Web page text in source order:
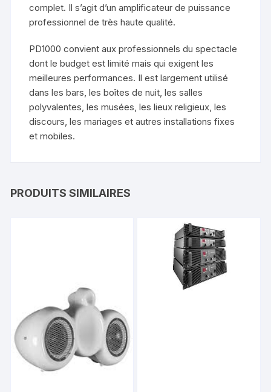
complet. Il s’agit d’un amplificateur de puissance
professionnel de très haute qualité.
PD1000 convient aux professionnels du spectacle
dont le budget est limité mais qui exigent les
meilleures performances. Il est largement utilisé
dans les bars, les boîtes de nuit, les salles
polyvalentes, les musées, les lieux religieux, les
discours, les mariages et autres installations fixes
et mobiles.
PRODUITS SIMILAIRES